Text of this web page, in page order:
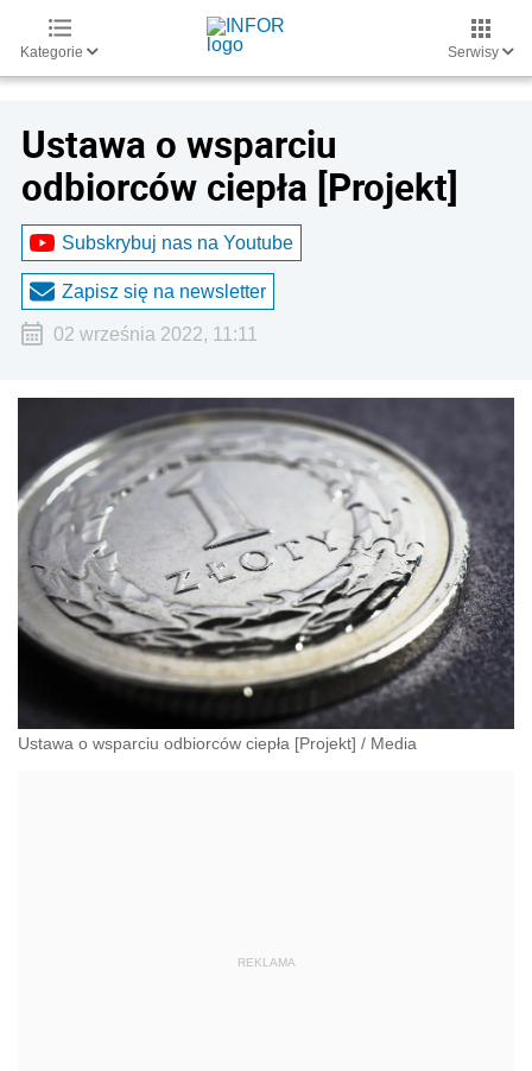
Kategorie Serwisy
Ustawa o wsparciu
odbiorców ciepła [Projekt]
Subskrybuj nas na Youtube
Zapisz się na newsletter
02 września 2022, 11:11
Ustawa o wsparciu odbiorców ciepła [Projekt] / Media